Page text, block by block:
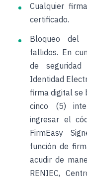
Cualquier
certificado.
Bloqueo del
fallidos. En
de
Identidad
firma digital se
cinco (5)
ingresar el
FirmEasy
función de
acudir de
RENIEC,